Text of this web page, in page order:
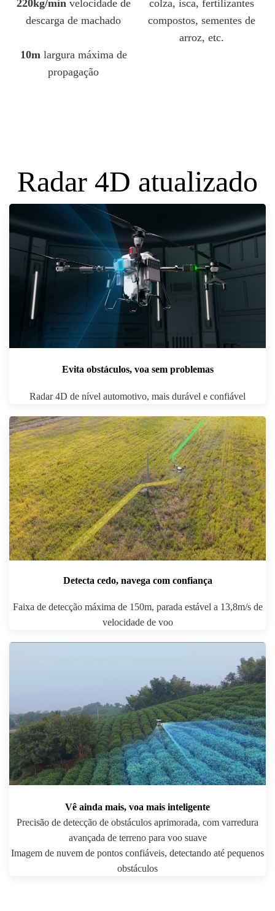
220kg/min velocidade de
descarga de machado
colza, isca, fertilizantes
compostos, sementes de
arroz, etc.
10mlargura máxima de
propagação
Radar 4D atualizado
Evita obstáculos, voa sem problemas
Radar 4D de nível automotivo, mais durável e confiável
Detecta cedo, navega com confiança
Faixa de detecção máxima de 150m, parada estável a 13,8m/s de
velocidade de voo
Vê ainda mais, voa mais inteligente
Precisão de detecção de obstáculos aprimorada, com varredura
avançada de terreno para voo suave
Imagem de nuvem de pontos confiáveis, detectando até pequenos
obstáculos